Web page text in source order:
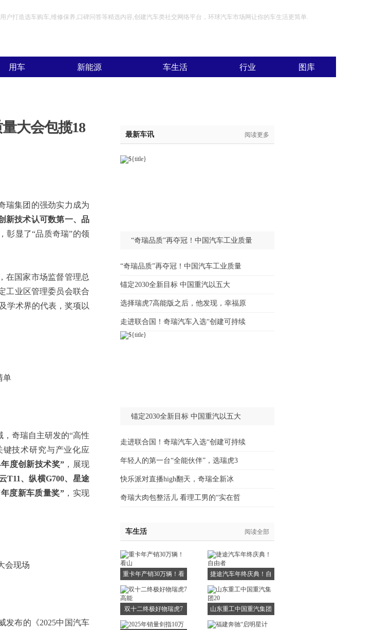
户打造选车购车,维修保养,口碑问答等精选内容,创建汽车类社交网络平台，环球汽车市场网让你的车生活更简单.
用车 新能源 车生活 行业 图库
大会包揽18
集团的强劲实力成为
新技术认可数第一、品
彰显了“品质奇瑞”的领
国家市场监督管理总
工业区管理委员会联合
学术界的代表，奖项以
单
奇瑞自主研发的“高性
键技术研究与产业化应
度创新技术奖”，展现
T11、纵横G700、星途
度新车质量奖”，实现
会现场
布的《2025中国汽车
最新车讯 阅读更多
“奇瑞品质”再夺冠！中国汽车工业质量
“奇瑞品质”再夺冠！中国汽车工业质量
锚定2030全新目标 中国重汽以五大
选择瑞虎7高能版之后，他发现，幸福原
走进联合国！奇瑞汽车入选“创建可持续
锚定2030全新目标 中国重汽以五大
走进联合国！奇瑞汽车入选“创建可持续
年轻人的第一台“全能伙伴”，选瑞虎3
快乐派对直播high翻天，奇瑞全新冰
奇瑞大肉包整活儿 看理工男的“实在哲
车生活 阅读全部
重卡年产销30万辆！看
山
捷途汽车年终庆典！自
由者
双十二终极好物瑞虎7
高能
山东重工中国重汽集团
20